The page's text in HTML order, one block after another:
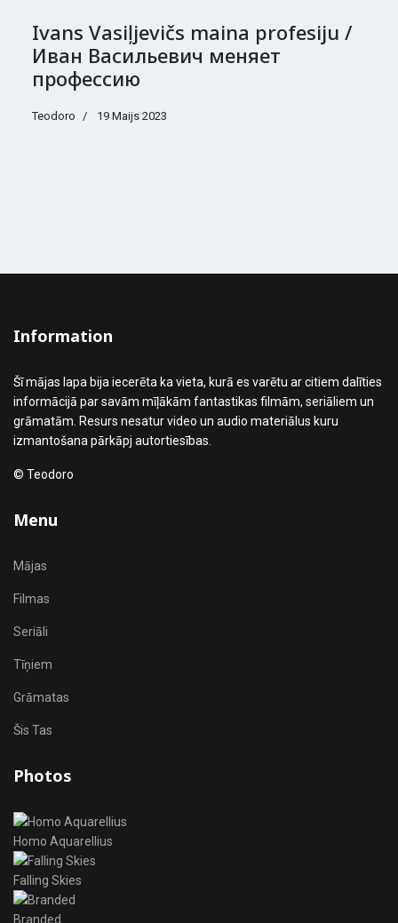
Ivans Vasiļjevičs maina profesiju /
Иван Васильевич меняет
профессию
Teodoro 19 Maijs 2023
Information
Šī mājas lapa bija iecerēta ka vieta, kurā es varētu ar citiem dalīties
informācijā par savām mīļākām fantastikas filmām, seriāliem un
grāmatām. Resurs nesatur video un audio materiālus kuru
izmantošana pārkāpj autortiesības.
© Teodoro
Menu
Mājas
Filmas
Seriāli
Tīņiem
Grāmatas
Šis Tas
Photos
Homo Aquarellius
Falling Skies
Branded